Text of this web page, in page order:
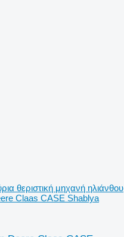
θεριστική μηχανή ηλιάνθου
Claas CASE Shablya